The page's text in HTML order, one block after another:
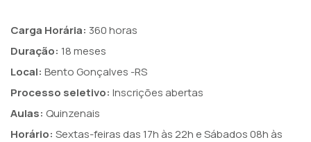
Carga Horária: 360 horas
Duração: 18 meses
Local: Bento Gonçalves -RS
Processo seletivo: Inscrições abertas
Aulas: Quinzenais
Horário: Sextas-feiras das 17h às 22h e Sábados 08h às